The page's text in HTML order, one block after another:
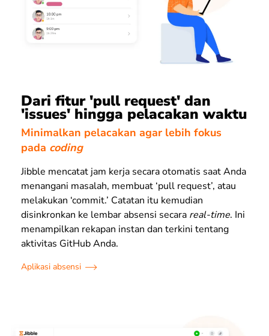
Dari fitur 'pull request' dan
'issues' hingga pelacakan waktu
Minimalkan pelacakan agar lebih fokus
pada coding
Jibble mencatat jam kerja secara otomatis saat Anda
menangani masalah, membuat ‘pull request’, atau
melakukan ‘commit.’ Catatan itu kemudian
disinkronkan ke lembar absensi secara real-time. Ini
menampilkan rekapan instan dan terkini tentang
aktivitas GitHub Anda.
Aplikasi absensi